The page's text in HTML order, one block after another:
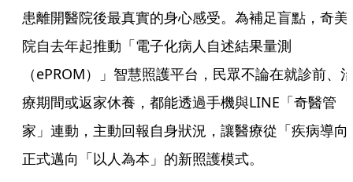
患離開醫院後最真實的身心感受。為補足盲點，奇美
院自去年起推動「電子化病人自述結果量測
（ePROM）」智慧照護平台，民眾不論在就診前、
療期間或返家休養，都能透過手機與LINE「奇醫管
家」連動，主動回報自身狀況，讓醫療從「疾病導向
正式邁向「以人為本」的新照護模式。